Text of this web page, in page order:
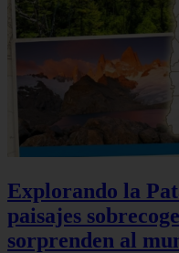
Explorando la
paisajes
sorprenden al